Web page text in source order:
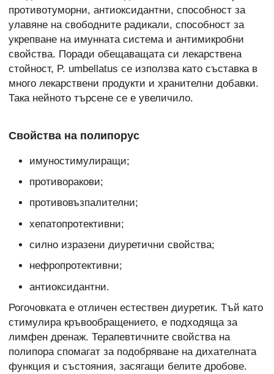
противотуморни, антиоксидантни, способност за
улавяне на свободните радикали, способност за
укрепване на имунната система и антимикробни
свойства. Поради обещаващата си лекарствена
стойност, P. umbellatus се използва като съставка в
много лекарствени продукти и хранителни добавки.
Така нейното търсене се е увеличило.
Свойства на полипорус
имуностимулиращи;
противоракови;
противовъзпалителни;
хепатопротективни;
силно изразени диуретични свойства;
нефропротективни;
антиоксидантни.
Рогочовката е отличен естествен диуретик. Тъй като
стимулира кръвообращението, е подходяща за
лимфен дренаж. Терапевтичните свойства на
полипора спомагат за подобряване на дихателната
функция и състояния, засягащи белите дробове.